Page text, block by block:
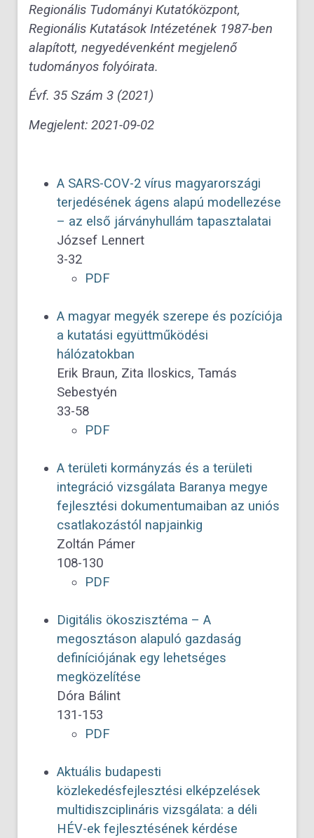
Regionális Tudományi Kutatóközpont,
Regionális Kutatások Intézetének 1987-ben
alapított, negyedévenként megjelenő
tudományos folyóirata.
Évf. 35 Szám 3 (2021)
Megjelent: 2021-09-02
A SARS-COV-2 vírus magyarországi
terjedésének ágens alapú modellezése
– az első járványhullám tapasztalatai
József Lennert
3-32
PDF
A magyar megyék szerepe és pozíciója
a kutatási együttműködési
hálózatokban
Erik Braun, Zita Iloskics, Tamás
Sebestyén
33-58
PDF
A területi kormányzás és a területi
integráció vizsgálata Baranya megye
fejlesztési dokumentumaiban az uniós
csatlakozástól napjainkig
Zoltán Pámer
108-130
PDF
Digitális ökoszisztéma – A
megosztáson alapuló gazdaság
definíciójának egy lehetséges
megközelítése
Dóra Bálint
131-153
PDF
Aktuális budapesti
közlekedésfejlesztési elképzelések
multidiszciplináris vizsgálata: a déli
HÉV-ek fejlesztésének kérdése